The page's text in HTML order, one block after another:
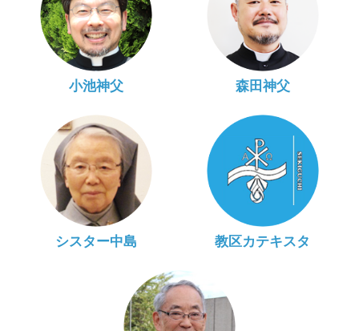
小池神父 森田神父
シスター中島 教区カテキスタ